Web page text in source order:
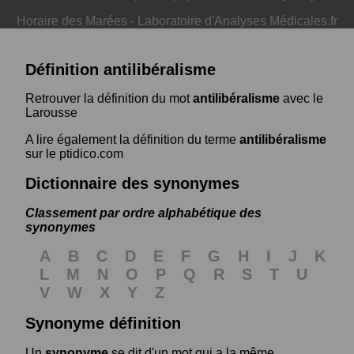
Horaire des Marées - Laboratoire d'Analyses Médicales.fr
Définition antilibéralisme
Retrouver la définition du motantilibéralisme avec le
Larousse
A lire également la définition du terme antilibéralisme
sur le ptidico.com
Dictionnaire des synonymes
Classement par ordre alphabétique des
synonymes
A B C D E F G H I J
K
L
M N O P Q R S T
U
V
W X Y
Z
Synonyme définition